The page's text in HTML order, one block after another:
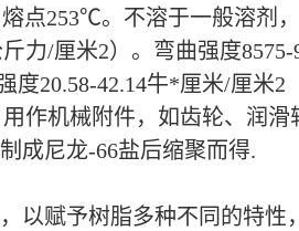
点253℃。不溶于一般溶剂
力/厘米2）。弯曲强度
20.58-42.14牛*厘米/厘米2
作机械附件，如齿轮、润
成尼龙-66盐后缩聚而得.
以赋予树脂多种不同的特性